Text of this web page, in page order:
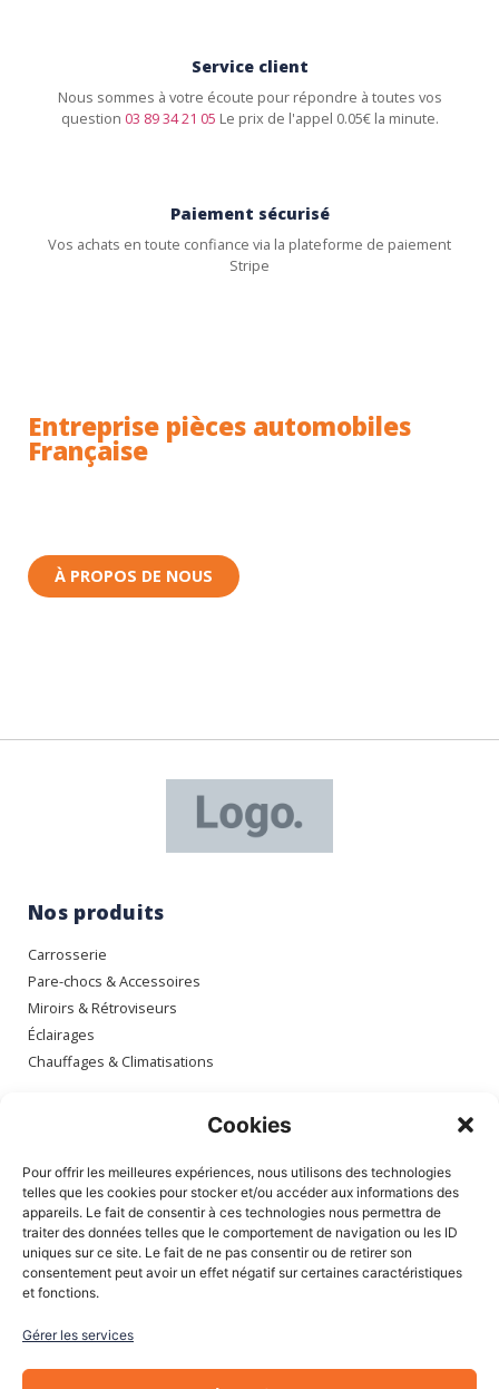
Cookies
Pour offrir les meilleures expériences, nous utilisons des technologies
telles que les cookies pour stocker et/ou accéder aux informations des
appareils. Le fait de consentir à ces technologies nous permettra de
traiter des données telles que le comportement de navigation ou les ID
uniques sur ce site. Le fait de ne pas consentir ou de retirer son
consentement peut avoir un effet négatif sur certaines caractéristiques
et fonctions.
Gérer les services
Service client
Nous sommes à votre écoute pour répondre à toutes vos
question 03 89 34 21 05 Le prix de l'appel 0.05€ la minute.
Paiement sécurisé
Vos achats en toute confiance via la plateforme de paiement
Stripe
Entreprise pièces automobiles
Française
À PROPOS DE NOUS
Nos produits
Carrosserie
Pare-chocs & Accessoires
Miroirs & Rétroviseurs
Éclairages
Chauffages & Climatisations
Mes commandes
Mes adresses
Mon panier
Informations
À Propos de nous
Blog